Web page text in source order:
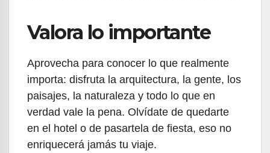
Valora lo importante
Aprovecha para conocer lo que realmente
importa: disfruta la arquitectura, la gente, los
paisajes, la naturaleza y todo lo que en
verdad vale la pena. Olvídate de quedarte
en el hotel o de pasartela de fiesta, eso no
enriquecerá jamás tu viaje.